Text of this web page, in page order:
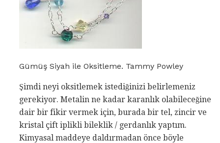
Gümüş Siyah ile Oksitleme. Tammy Powley
Şimdi neyi oksitlemek istediğinizi belirlemeniz
gerekiyor. Metalin ne kadar karanlık olabileceğine
dair bir fikir vermek için, burada bir tel, zincir ve
kristal çift iplikli bileklik / gerdanlık yaptım.
Kimyasal maddeye daldırmadan önce böyle